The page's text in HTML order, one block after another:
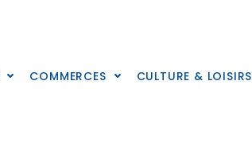
COMMERCES CULTURE & LOISIRS